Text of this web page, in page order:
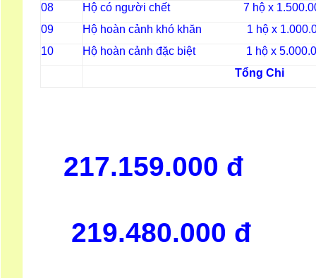
08 Hộ có người chết 7 hộ x
09 Hộ hoàn cảnh khó khăn 1 hộ x
10
Hộ hoàn cảnh đặc biệt 1 hộ x
Tổng Chi
217.159.000 đ
219.480.000 đ